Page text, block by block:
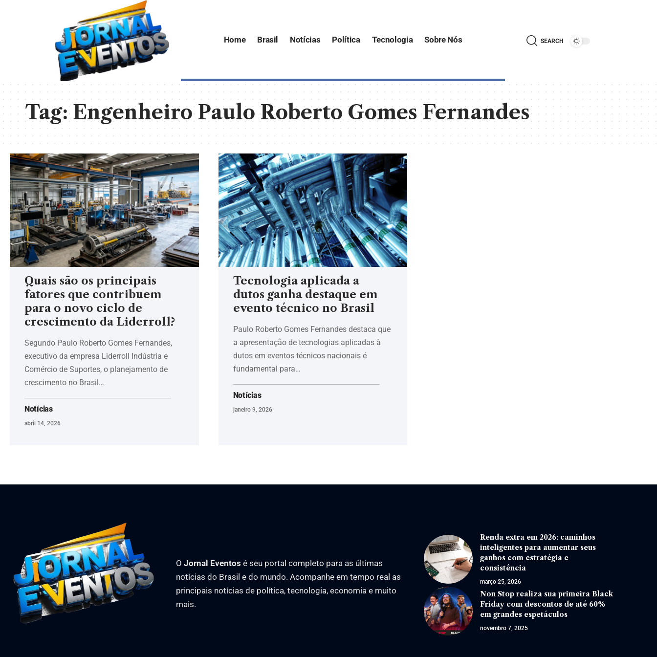
Home Brasil Notícias Política Tecnologia Sobre Nós SEARCH
Tag:Engenheiro Paulo Roberto Gomes Fernandes
Quais são os principais
fatores que contribuem
para o novo ciclo de
crescimento da Liderroll?
Segundo Paulo Roberto Gomes Fernandes,
executivo da empresa Liderroll Indústria e
Comércio de Suportes, o planejamento de
crescimento no Brasil…
Notícias
abril 14, 2026
Tecnologia aplicada a
dutos ganha destaque em
evento técnico no Brasil
Paulo Roberto Gomes Fernandes destaca que
a apresentação de tecnologias aplicadas à
dutos em eventos técnicos nacionais é
fundamental para…
Notícias
janeiro 9, 2026
O Jornal Eventos é seu portal completo para as últimas
notícias do Brasil e do mundo. Acompanhe em tempo real as
principais notícias de política, tecnologia, economia e muito
mais.
Renda extra em 2026: caminhos
inteligentes para aumentar seus
ganhos com estratégia e
consistência
março 25, 2026
Non Stop realiza sua primeira Black
Friday com descontos de até 60%
em grandes espetáculos
novembro 7, 2025